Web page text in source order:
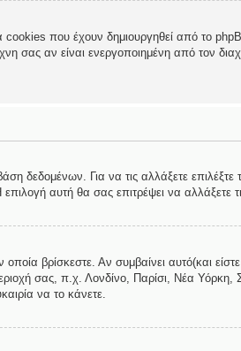
που έχουν δημιουργηθεί από το
σας αν είναι ενεργοποιημένη από τον
δεδομένων. Για να τις αλλάξετε
αυτή θα σας επιτρέψει να αλλάξετε
βρίσκεστε. Αν συμβαίνει αυτό(και
σας, π.χ. Λονδίνο, Παρίσι, Νέα
να το κάνετε.